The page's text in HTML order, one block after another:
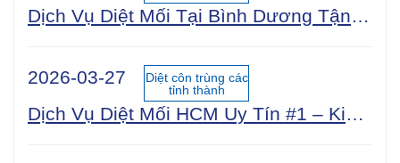
Dịch Vụ Diệt Mối Tại Bình Dương Tận Gốc 100% An Toàn Sinh Học | Công Ty Uy Tín Năm 2025
2026-03-27
Diệt côn trùng các
tỉnh thành
Dịch Vụ Diệt Mối HCM Uy Tín #1 – Kiểm Tra Miễn Phí 24/7, Bảo Hành 5 Năm